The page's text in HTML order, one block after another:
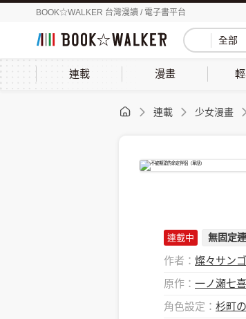
BOOK☆WALKER 台灣漫讀 / 電子書平台
全部
連載 漫畫
連載 少女漫畫
連載中 無固定
作者： 燦々サンゴ
原作： 一ノ瀬七喜
角色設定： 杉町